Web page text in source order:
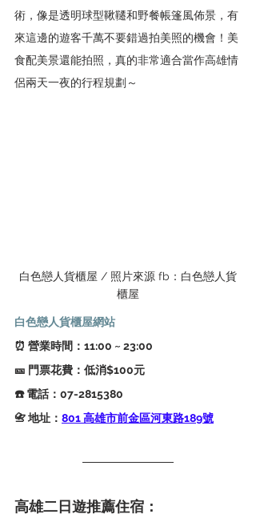
術，像是透明球型鞦韆和野餐帳篷風佈景，有
來這邊的遊客千萬不要錯過拍美照的機會！美
食配美景還能拍照，真的非常適合當作高雄情
侶兩天一夜的行程規劃～
白色戀人貨櫃屋 / 照片來源 fb：白色戀人貨
櫃屋
白色戀人貨櫃屋網站
⏰ 營業時間：11:00 ~ 23:00
🎫 門票花費：低消$100元
☎️ 電話：07-2815380
📇 地址： 801 高雄市前金區河東路189號
高雄二日遊推薦住宿：